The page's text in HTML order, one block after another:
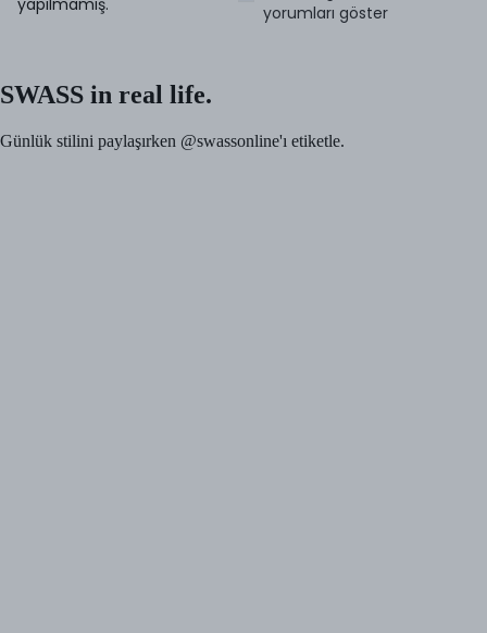
yapılmamış.
yorumları göster